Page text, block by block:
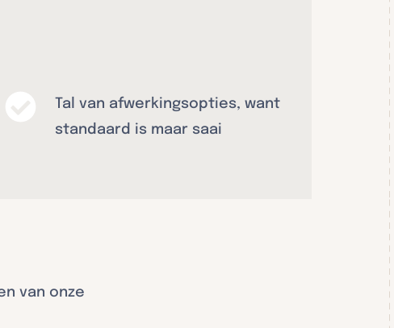
Tal van afwerkingsopties, want
standaard is maar saai
van onze